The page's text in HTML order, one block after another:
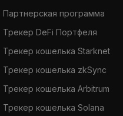
Партнерская программа
Трекер DeFi Портфеля
Трекер кошелька Starknet
Трекер кошелька zkSync
Трекер кошелька Arbitrum
Трекер кошелька Solana